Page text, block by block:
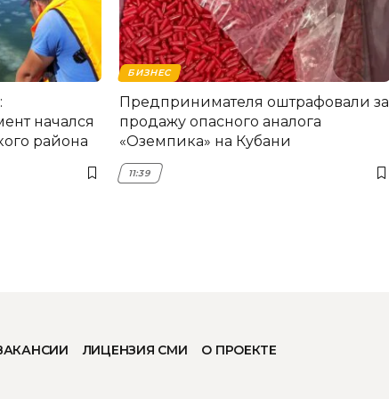
начался
района
БИЗНЕС
Предпринимателя оштрафовали за
продажу опасного аналога
«Оземпика» на Кубани
11:39
ЛИЦЕНЗИЯ СМИ О ПРОЕКТЕ